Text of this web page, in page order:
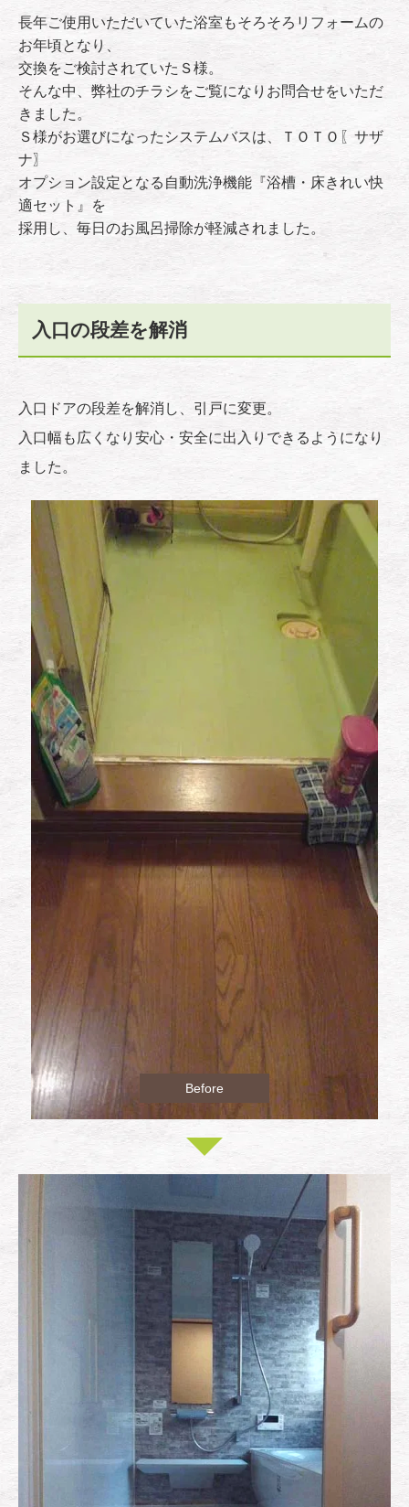
長年ご使用いただいていた浴室もそろそろリフォームの
お年頃となり、
交換をご検討されていたＳ様。
そんな中、弊社のチラシをご覧になりお問合せをいただ
きました。
Ｓ様がお選びになったシステムバスは、ＴＯＴＯ〖サザ
ナ〗
オプション設定となる自動洗浄機能『浴槽・床きれい快
適セット』を
採用し、毎日のお風呂掃除が軽減されました。
入口の段差を解消
入口ドアの段差を解消し、引戸に変更。
入口幅も広くなり安心・安全に出入りできるようになり
ました。
Before